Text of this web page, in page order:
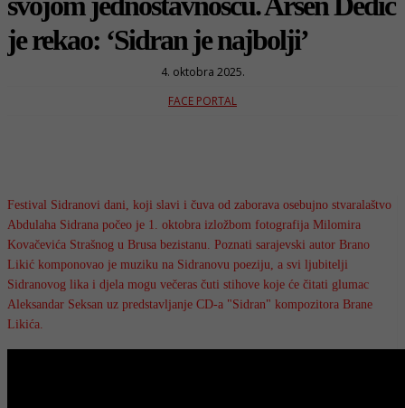
je rekao: ‘Sidran je najbolji’
4. oktobra 2025.
FACE PORTAL
Festival Sidranovi dani, koji slavi i čuva od zaborava osebujno stvaralaštvo
Abdulaha Sidrana počeo je 1. oktobra izložbom fotografija Milomira
Kovačevića Strašnog u Brusa bezistanu. Poznati sarajevski autor Brano
Likić komponovao je muziku na Sidranovu poeziju, a svi ljubitelji
Sidranovog lika i djela mogu večeras čuti stihove koje će čitati glumac
Aleksandar Seksan uz predstavljanje CD-a "Sidran" kompozitora Brane
Likića.